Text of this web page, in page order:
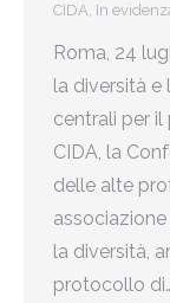
CIDA, In
Roma, 24
la diversità e
centrali per
CIDA, la
delle alte
la diversità,
protocollo